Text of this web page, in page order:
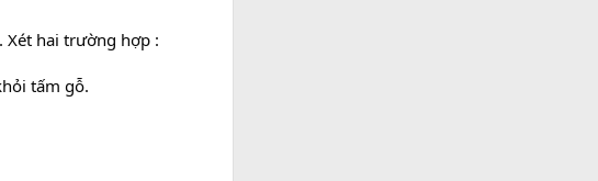
hai trường hợp :
tấm gỗ.